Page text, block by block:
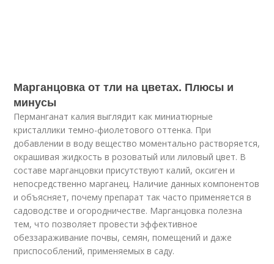
Марганцовка от тли на цветах. Плюсы и
минусы
Перманганат калия выглядит как миниатюрные
кристаллики темно-фиолетового оттенка. При
добавлении в воду вещество моментально растворяется,
окрашивая жидкость в розоватый или лиловый цвет. В
составе марганцовки присутствуют калий, оксиген и
непосредственно марганец. Наличие данных компонентов
и объясняет, почему препарат так часто применяется в
садоводстве и огородничестве. Марганцовка полезна
тем, что позволяет провести эффективное
обеззараживание почвы, семян, помещений и даже
приспособлений, применяемых в саду.